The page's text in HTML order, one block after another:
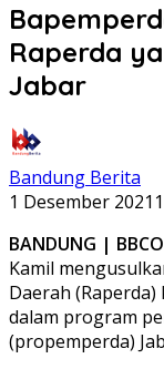
Raperda
Jabar
Bandung Berita
1 Desember 2021
BANDUNG |
Kamil
Daerah (Raperda)
dalam program
(propemperda)